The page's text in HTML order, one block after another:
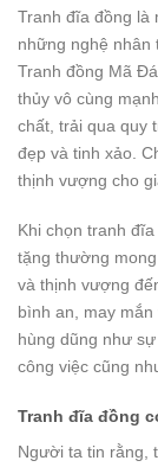
Tranh đĩa đồng là
những nghệ nhân
Tranh đồng Mã
thủy vô cùng
chất, trải qua quy
đẹp và tinh xảo.
thịnh vượng cho
Khi chọn tranh
tặng thường
và thịnh vượng
bình an, may mắn
hùng dũng như
công việc cũng
Tranh đĩa đồng
Người ta tin rằng,